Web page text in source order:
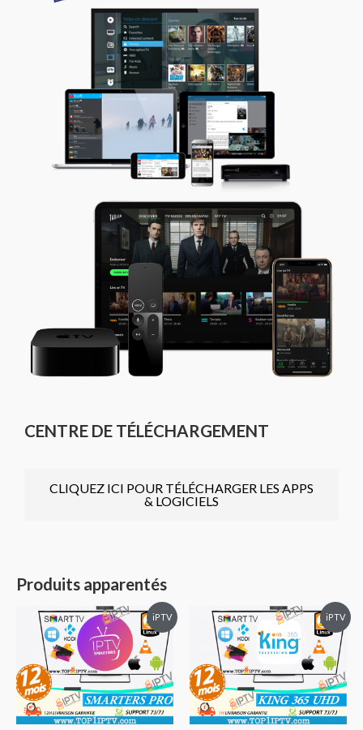
CENTRE DE TÉLÉCHARGEMENT
CLIQUEZ ICI POUR TÉLÉCHARGER LES APPS
& LOGICIELS
Produits apparentés
iPTV iPTV